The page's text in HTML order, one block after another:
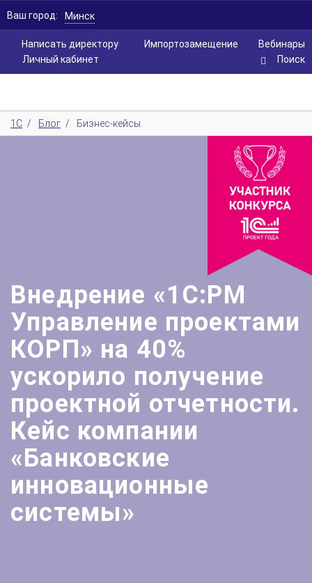
Написать директору Вебинары
Импортозамещение
Личный кабинет
Ваш город: Минск
Поиск
1С / Блог / Бизнес-кейсы
Внедрение «1С:PM
Управление проектами
КОРП» на 40%
ускорило получение
проектной отчетности.
Кейс компании
«Банковские
инновационные
системы»